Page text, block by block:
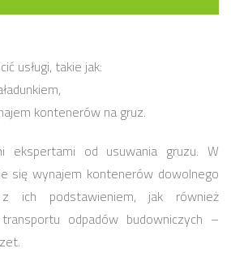
usługi, takie jak:
kontenerów na gruz.
ekspertami od usuwania gruzu. W
się wynajem kontenerów dowolnego
ich podstawieniem, jak również
odpadów budowniczych –